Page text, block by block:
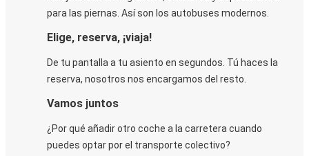
para las piernas. Así son los autobuses modernos.
Elige, reserva, ¡viaja!
De tu pantalla a tu asiento en segundos. Tú haces la
reserva, nosotros nos encargamos del resto.
Vamos juntos
¿Por qué añadir otro coche a la carretera cuando
puedes optar por el transporte colectivo?